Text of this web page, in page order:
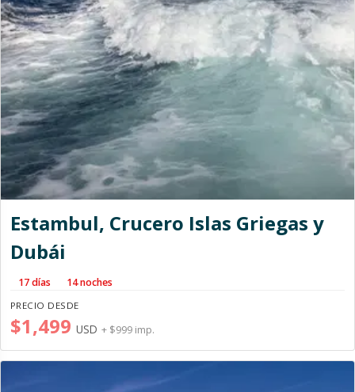
Estambul, Crucero Islas Griegas y
Dubái
17 días 14 noches
PRECIO DESDE
$1,499 USD + $999 imp.